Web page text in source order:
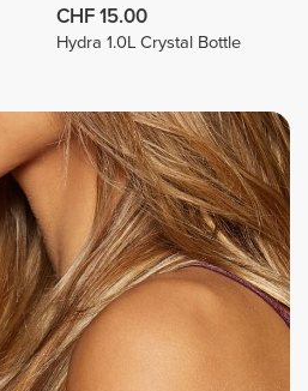
CHF 15.00
Hydra 1.0L Crystal Bottle